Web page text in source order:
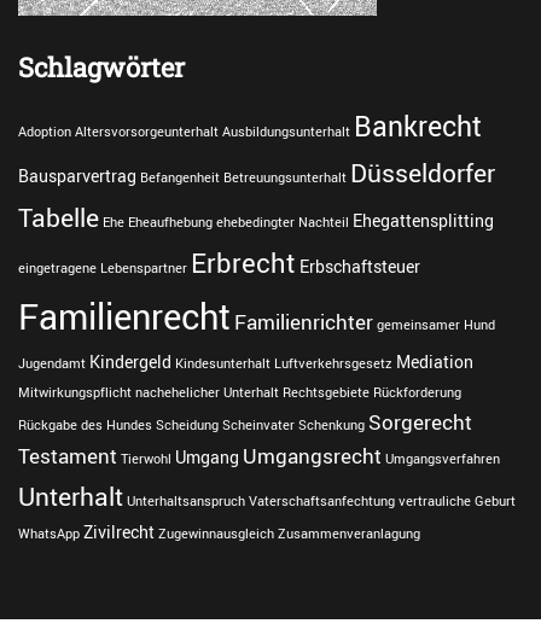
Schlagwörter
Adoption Altersvorsorgeunterhalt Ausbildungsunterhalt Bankrecht
Bausparvertrag Befangenheit Betreuungsunterhalt Düsseldorfer
Tabelle Ehe Eheaufhebung ehebedingter Nachteil Ehegattensplitting
eingetragene Lebenspartner Erbrecht Erbschaftsteuer
Familienrecht Familienrichter gemeinsamer Hund
Jugendamt Kindergeld Kindesunterhalt Luftverkehrsgesetz Mediation
Mitwirkungspflicht nachehelicher Unterhalt Rechtsgebiete Rückforderung
Rückgabe des Hundes Scheidung Scheinvater Schenkung Sorgerecht
Testament Tierwohl Umgang Umgangsrecht Umgangsverfahren
Unterhalt Unterhaltsanspruch Vaterschaftsanfechtung vertrauliche Geburt
WhatsApp Zivilrecht Zugewinnausgleich Zusammenveranlagung